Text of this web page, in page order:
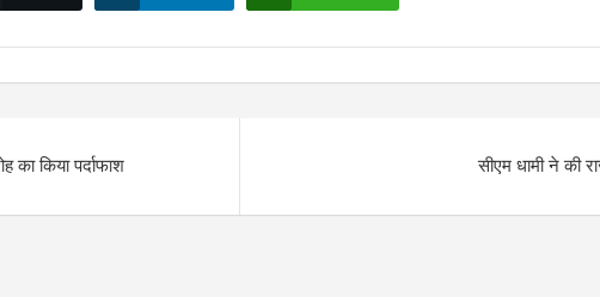
का किया पर्दाफाश सीएम धामी ने की